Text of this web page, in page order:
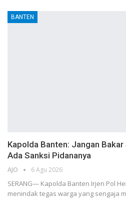
BANTEN
Kapolda Banten: Jangan
Ada Sanksi Pidananya
AJO 6 Agu 2026
SERANG— Kapolda Banten Irjen Pol
menindak tegas warga yang sengaja